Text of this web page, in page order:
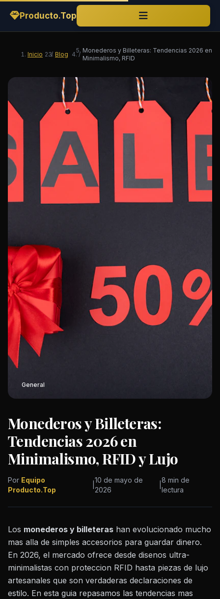
Producto.Top
Inicio / Blog /
Monederos y Billeteras: Tendencias 2026 en
Minimalismo, RFID
General
Monederos y Billeteras:
Tendencias 2026 en
Minimalismo, RFID y Lujo
Por Equipo
Producto.Top
10 de mayo de
2026
8 min de
lectura
Los monederos y billeteras han evolucionado mucho
mas alla de simples accesorios para guardar dinero.
En 2026, el mercado ofrece desde disenos ultra-
minimalistas con proteccion RFID hasta piezas de lujo
artesanales que son verdaderas declaraciones de
estilo. En esta guia repasamos las tendencias mas